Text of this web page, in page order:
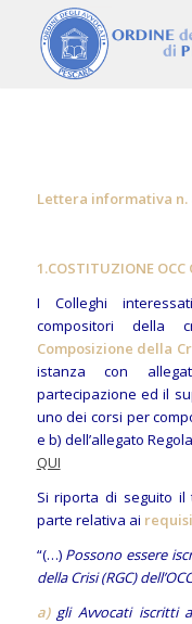
Lettera informativa n.
1.COSTITUZIONE OCC
I Colleghi
compositori della
Composizione della
istanza con
partecipazione ed il
uno dei corsi per
e b) dell’allegato
QUI
Si riporta di seguito il
parte relativa ai
“(…) Possono essere
della Crisi (RGC)
a)gli Avvocati iscritti